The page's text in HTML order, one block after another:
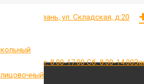
г. Казань, ул. Складская, д.20
Пн-пт: 8.00-17.00 Сб: 8.00-14.00